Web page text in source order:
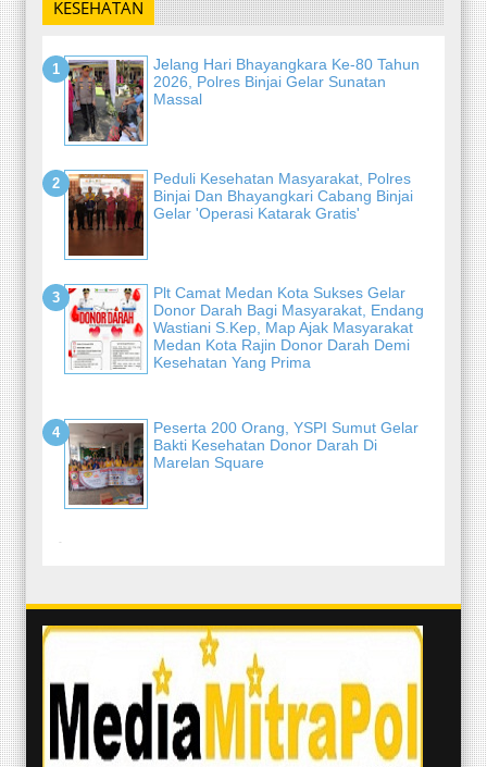
KESEHATAN
Jelang Hari Bhayangkara Ke-80 Tahun
2026, Polres Binjai Gelar Sunatan
Massal
Peduli Kesehatan Masyarakat, Polres
Binjai Dan Bhayangkari Cabang Binjai
Gelar 'Operasi Katarak Gratis'
Plt Camat Medan Kota Sukses Gelar
Donor Darah Bagi Masyarakat, Endang
Wastiani S.Kep, Map Ajak Masyarakat
Medan Kota Rajin Donor Darah Demi
Kesehatan Yang Prima
Peserta 200 Orang, YSPI Sumut Gelar
Bakti Kesehatan Donor Darah Di
Marelan Square
-